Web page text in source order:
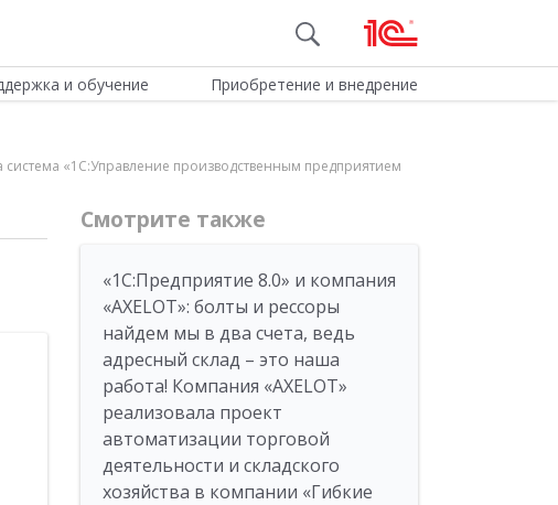
и обучение Приобретение и внедрение
«1С:Управление производственным предприятием
Смотрите также
«1С:Предприятие 8.0» и компания
«AXELOT»: болты и рессоры
найдем мы в два счета, ведь
адресный склад – это наша
работа! Компания «AXELOT»
реализовала проект
автоматизации торговой
деятельности и складского
хозяйства в компании «Гибкие